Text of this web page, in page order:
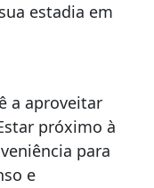
estadia em
a aproveitar
próximo à
para
e